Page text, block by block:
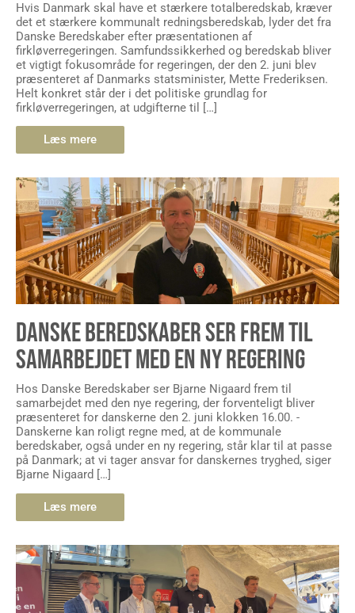
Hvis Danmark skal have et stærkere totalberedskab, kræver
det et stærkere kommunalt redningsberedskab, lyder det fra
Danske Beredskaber efter præsentationen af
firkløverregeringen. Samfundssikkerhed og beredskab bliver
et vigtigt fokusområde for regeringen, der den 2. juni blev
præsenteret af Danmarks statsminister, Mette Frederiksen.
Helt konkret står der i det politiske grundlag for
firkløverregeringen, at udgifterne til […]
Læs mere
DANSKE BEREDSKABER SER FREM TIL
SAMARBEJDET MED EN NY REGERING
Hos Danske Beredskaber ser Bjarne Nigaard frem til
samarbejdet med den nye regering, der forventeligt bliver
præsenteret for danskerne den 2. juni klokken 16.00. -
Danskerne kan roligt regne med, at de kommunale
beredskaber, også under en ny regering, står klar til at passe
på Danmark; at vi tager ansvar for danskernes tryghed, siger
Bjarne Nigaard […]
Læs mere